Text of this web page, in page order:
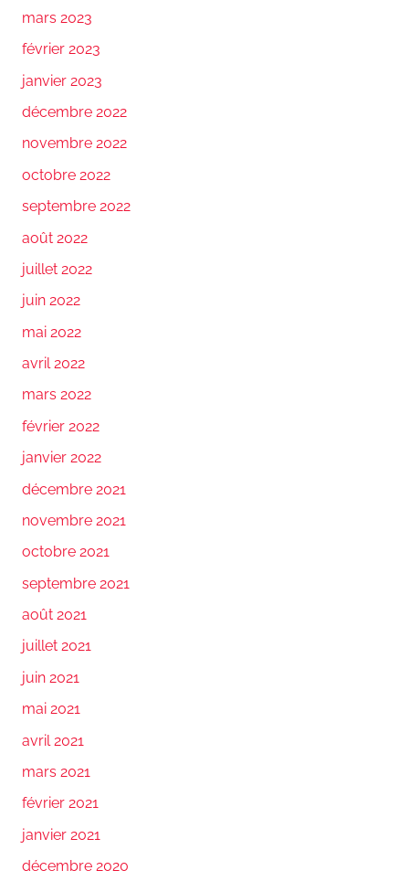
mars 2023
février 2023
janvier 2023
décembre 2022
novembre 2022
octobre 2022
septembre 2022
août 2022
juillet 2022
juin 2022
mai 2022
avril 2022
mars 2022
février 2022
janvier 2022
décembre 2021
novembre 2021
octobre 2021
septembre 2021
août 2021
juillet 2021
juin 2021
mai 2021
avril 2021
mars 2021
février 2021
janvier 2021
décembre 2020